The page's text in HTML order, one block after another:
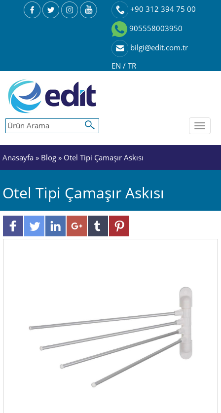
+90 312 394 75 00
905558003950
bilgi@edit.com.tr
EN / TR
Toggle
Anasayfa » Blog » Otel Tipi Çamaşır Askısı
Otel Tipi Çamaşır Askısı